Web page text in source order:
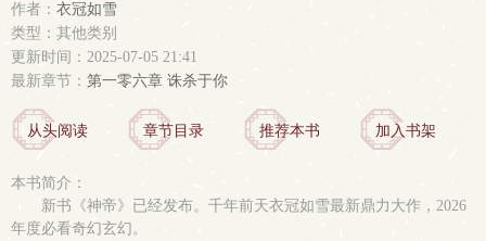
作者： 衣冠如雪
类型：其他类别
更新时间：2025-07-05 21:41
最新章节： 第一零六章 诛杀于你
从头阅读 章节目录 推荐本书 加入书架
本书简介：
新书《神帝》已经发布。千年前天衣冠如雪最新鼎力大作，2026
年度必看奇幻玄幻。